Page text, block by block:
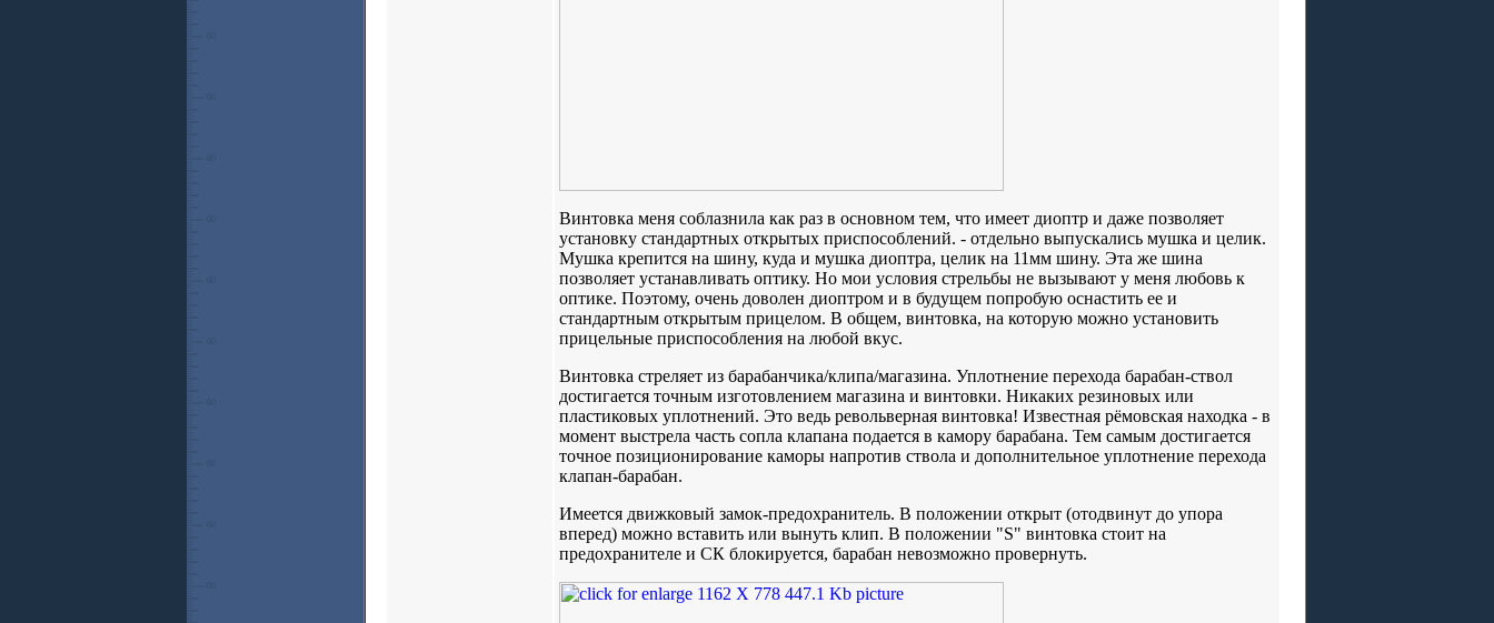
Винтовка меня соблазнила как раз в основном тем, что имеет диоптр и даже позволяет
установку стандартных открытых приспособлений. - отдельно выпускались мушка и целик.
Мушка крепится на шину, куда и мушка диоптра, целик на 11мм шину. Эта же шина
позволяет устанавливать оптику. Но мои условия стрельбы не вызывают у меня любовь к
оптике. Поэтому, очень доволен диоптром и в будущем попробую оснастить ее и
стандартным открытым прицелом. В общем, винтовка, на которую можно установить
прицельные приспособления на любой вкус.
Винтовка стреляет из барабанчика/клипа/магазина. Уплотнение перехода барабан-ствол
достигается точным изготовлением магазина и винтовки. Никаких резиновых или
пластиковых уплотнений. Это ведь револьверная винтовка! Известная рёмовская находка - в
момент выстрела часть сопла клапана подается в камору барабана. Тем самым достигается
точное позиционирование каморы напротив ствола и дополнительное уплотнение перехода
клапан-барабан.
Имеется движковый замок-предохранитель. В положении открыт (отодвинут до упора
вперед) можно вставить или вынуть клип. В положении "S" винтовка стоит на
предохранителе и СК блокируется, барабан невозможно провернуть.